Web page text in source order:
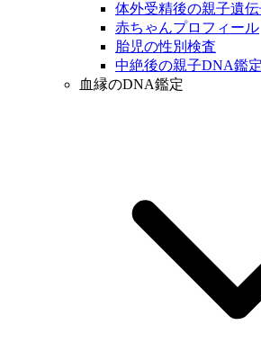
体外受精後の親子遺
赤ちゃんプロフィール
胎児の性別検査
中絶後の親子DNA鑑定
血縁のDNA鑑定